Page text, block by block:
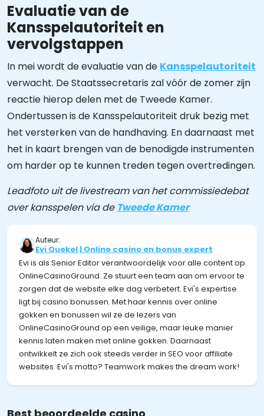
Evaluatie van de
Kansspelautoriteit en
vervolgstappen
In mei wordt de evaluatie van de Kansspelautoriteit
verwacht. De Staatssecretaris zal vóór de zomer zijn
reactie hierop delen met de Tweede Kamer.
Ondertussen is de Kansspelautoriteit druk bezig met
het versterken van de handhaving. En daarnaast met
het in kaart brengen van de benodigde instrumenten
om harder op te kunnen treden tegen overtredingen.
Leadfoto uit de livestream van het commissiedebat
over kansspelen via de Tweede Kamer
Auteur:
Evi Quekel | Online casino en bonus expert
Evi is als Senior Editor verantwoordelijk voor alle content op
OnlineCasinoGround. Ze stuurt een team aan om ervoor te
zorgen dat de website elke dag verbetert. Evi's expertise
ligt bij casino bonussen. Met haar kennis over online
gokken en bonussen wil ze de lezers van
OnlineCasinoGround op een veilige, maar leuke manier
kennis laten maken met online gokken. Daarnaast
ontwikkelt ze zich ook steeds verder in SEO voor affiliate
websites. Evi's motto? Teamwork makes the dream work!